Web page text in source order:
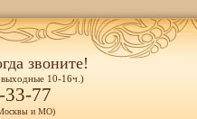
звоните!
10-16ч.)
33-77
Москвы и МО)